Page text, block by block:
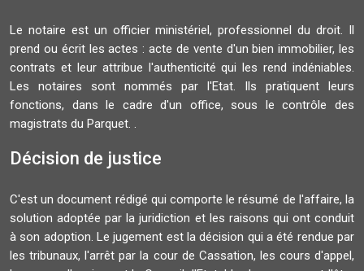
Le notaire est un officier ministériel, professionnel du droit. Il
prend ou écrit les actes : acte de vente d'un bien immobilier, les
contrats et leur attribue l'authenticité qui les rend indéniables.
Les notaires sont nommés par l'Etat. Ils pratiquent leurs
fonctions, dans le cadre d'un office, sous le contrôle des
magistrats du Parquet. .
Décision de justice
C'est un document rédigé qui comporte le résumé de l'affaire, la
solution adoptée par la juridiction et les raisons qui ont conduit
à son adoption. Le jugement est la décision qui a été rendue par
les tribunaux, l'arrêt par la cour de Cassation, les cours d'appel,